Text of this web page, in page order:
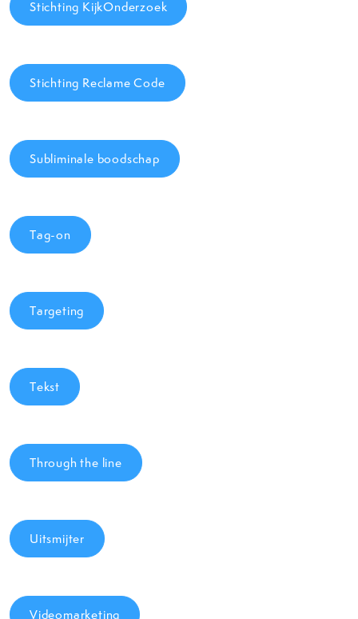
Stichting KijkOnderzoek
Stichting Reclame Code
Subliminale boodschap
Tag-on
Targeting
Tekst
Through the line
Uitsmijter
Videomarketing